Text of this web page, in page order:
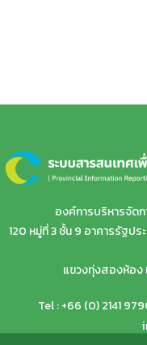
องค์การบริหารจัดก
120 หมู่ที่ 3 ชั้น 9 อาคารรัฐป
แขวงทุ่งสองห้อง
Tel : +66 (0) 2141